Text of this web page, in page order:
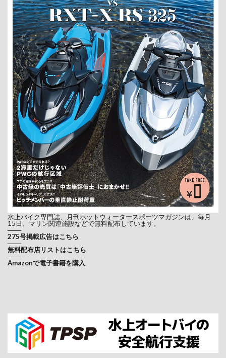
水上バイク専門誌、月刊ホットウォータースポーツマガジンは、毎月
15日、マリン関連施設などで無料配布しています。
───
275号掲載広告はこちら
───
無料配布店リストはこちら
───
Amazonで電子書籍を購入